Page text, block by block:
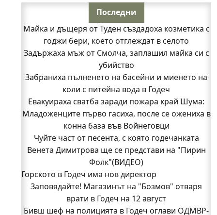
Последни
Майка и дъщеря от Туден създадоха козметика с
годжи бери, което отглеждат в селото
Задържаха мъж от Смолча, заплашил майка си с
убийство
Забраниха пълненето на басейни и миенето на
коли с питейна вода в Годеч
Евакуираха сватба заради пожара край Шума:
Младоженците първо гасиха, после се ожениха в
конна база във Войнеговци
Чуйте част от песента, с която годечанката
Венета Димитрова ще се представи на "Пирин
Фолк"(ВИДЕО)
Горското в Годеч има нов директор
Заповядайте! Магазинът на "Бозмов" отваря
врати в Годеч на 12 август
Бивш шеф на полицията в Годеч оглави ОДМВР-